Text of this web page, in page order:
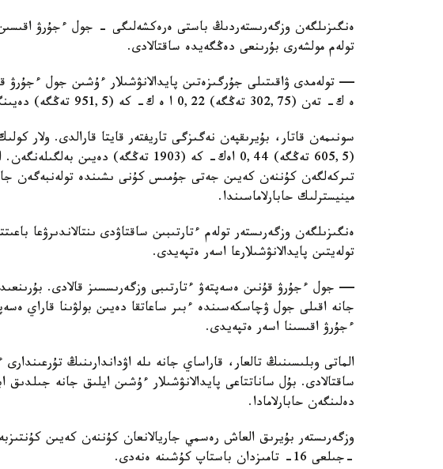
ەنگىزىلگەن وزگەرىستەردىڭ باستى ەرەكشەلىگى - جول ءجۇرۋ اقىسىن
تولەم مولشەرى بۇرىنعى دەڭگەيدە ساقتالادى.
ە ك- تەن (302,75 تەڭگە) 0,22 ا ە ك- كە (951,5 تەڭگە) دەيىنگى مولشەردە ساقتالادى.
(605,5 تەڭگە) 0,44 اەك- كە (1903 تەڭگە)
تىركەلگەن كۇننەن كەيىن جەتى جۇمىس كۇنى ىشىندە تولەنبەگەن
مينيسترلىك حابارلاماسىندا.
ەنگىزىلگەن وزگەرىستەر تولەم ءتارتىبىن ساقتاۋدى ىنتالاندىرۋعا
تولەيتىن پايدالانۋشىلارعا اسەر ەتپەيدى.
— جول ءجۇرۋ قۇنىن ەسەپتەۋ ءتارتىبى وزگەرىسسىز قالادى.
جانە اقىلى جول ۋچاسكەسىندە ءبىر ساعاتقا دەيىن بولۋىنا قاراي
ءجۇرۋ اقىسىنا اسەر ەتپەيدى.
الماتى وبلىسىنىڭ تالعار، قاراساي جانە ىلە اۋداندارىنىڭ
ساقتالادى. بۇل ساناتتاعى پايدالانۋشىلار ءۇشىن ايلىق جانە
دەلىنگەن حابارلامادا.
-جىلعى 16- تامىزدان باستاپ كۇشىنە ەنەدى.